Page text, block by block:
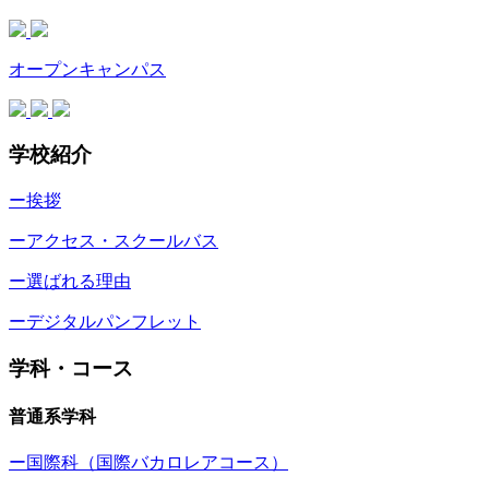
オープンキャンパス
学校紹介
ー挨拶
ーアクセス・スクールバス
ー選ばれる理由
ーデジタルパンフレット
学科・コース
普通系学科
ー国際科（国際バカロレアコース）